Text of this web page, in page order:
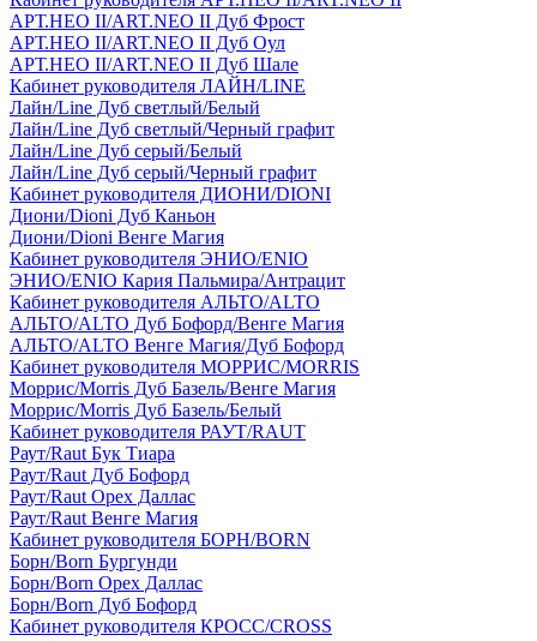
АРТ.НЕО II/ART.NEO II Дуб Фрост
АРТ.НЕО II/ART.NEO II Дуб Оул
АРТ.НЕО II/ART.NEO II Дуб Шале
Кабинет руководителя ЛАЙН/LINE
Лайн/Line Дуб светлый/Белый
Лайн/Line Дуб светлый/Черный графит
Лайн/Line Дуб серый/Белый
Лайн/Line Дуб серый/Черный графит
Кабинет руководителя ДИОНИ/DIONI
Диони/Dioni Дуб Каньон
Диони/Dioni Венге Магия
Кабинет руководителя ЭНИО/ENIO
ЭНИО/ENIO Кария Пальмира/Антрацит
Кабинет руководителя АЛЬТО/ALTO
АЛЬТО/ALTO Дуб Бофорд/Венге Магия
АЛЬТО/ALTO Венге Магия/Дуб Бофорд
Кабинет руководителя МОРРИС/MORRIS
Моррис/Morris Дуб Базель/Венге Магия
Моррис/Morris Дуб Базель/Белый
Кабинет руководителя РАУТ/RAUT
Раут/Raut Бук Тиара
Раут/Raut Дуб Бофорд
Раут/Raut Орех Даллас
Раут/Raut Венге Магия
Кабинет руководителя БОРН/BORN
Борн/Born Бургунди
Борн/Born Орех Даллас
Борн/Born Дуб Бофорд
Кабинет руководителя КРОСС/CROSS